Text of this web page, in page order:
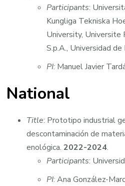
Participants:
Kungliga Tekniska
University, Universite
S.p.A., Universidad de
PI: Manuel Javier
National
Title: Prototipo industrial
descontaminación de
enológica.2022-2024.
Participants:
PI: Ana González-